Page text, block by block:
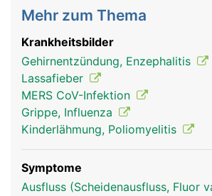
Mehr zum Thema
Krankheitsbilder
Gehirnentzündung, Enzephalitis
Lassafieber
MERS CoV-Infektion
Grippe, Influenza
Kinderlähmung, Poliomyelitis
Symptome
Ausfluss (Scheidenausfluss, Fluor